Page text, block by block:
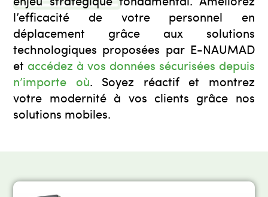
l’efficacité de votre personnel en
déplacement grâce aux solutions
technologiques proposées par E-NAUMAD
et accédez à vos données sécurisées depuis
n’importe où. Soyez réactif et montrez
votre modernité à vos clients grâce nos
solutions mobiles.